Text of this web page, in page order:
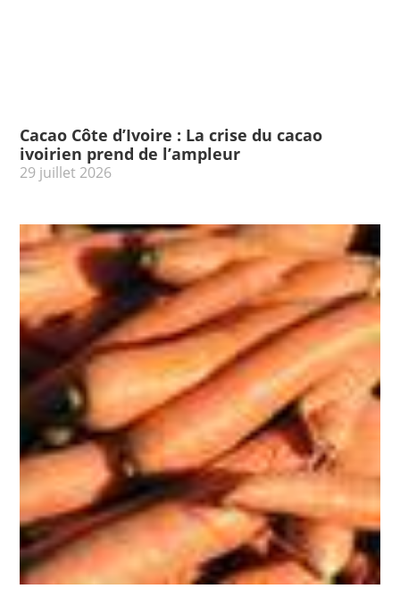
Cacao Côte d’Ivoire : La crise du cacao
ivoirien prend de l’ampleur
29 juillet 2026